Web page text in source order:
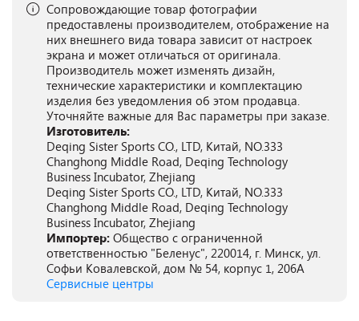
Сопровождающие товар фотографии
предоставлены производителем, отображение на
них внешнего вида товара зависит от настроек
экрана и может отличаться от оригинала.
Производитель может изменять дизайн,
технические характеристики и комплектацию
изделия без уведомления об этом продавца.
Уточняйте важные для Вас параметры при заказе.
Изготовитель:
Deqing Sister Sports CO., LTD, Китай, NO.333
Changhong Middle Road, Deqing Technology
Business Incubator, Zhejiang
Deqing Sister Sports CO., LTD, Китай, NO.333
Changhong Middle Road, Deqing Technology
Business Incubator, Zhejiang
Импортер: Общество с ограниченной
ответственностью "Беленус", 220014, г. Минск, ул.
Софьи Ковалевской, дом № 54, корпус 1, 206А
Сервисные центры